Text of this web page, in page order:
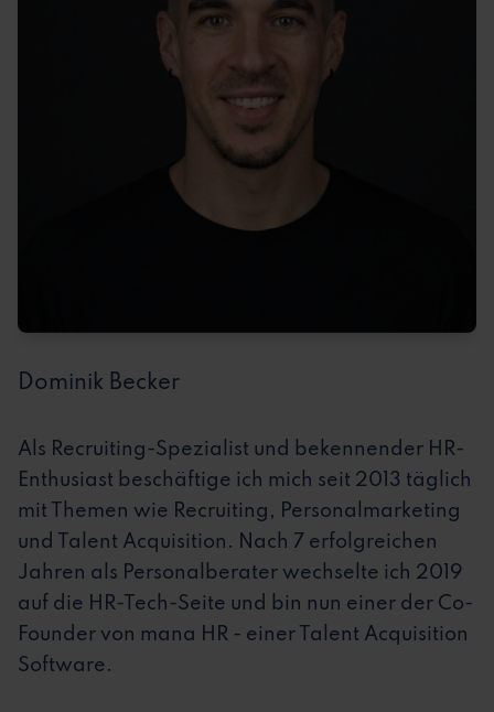
Dominik Becker
Als Recruiting-Spezialist und bekennender HR-
Enthusiast beschäftige ich mich seit 2013 täglich
mit Themen wie Recruiting, Personalmarketing
und Talent Acquisition. Nach 7 erfolgreichen
Jahren als Personalberater wechselte ich 2019
auf die HR-Tech-Seite und bin nun einer der Co-
Founder von mana HR - einer Talent Acquisition
Software.